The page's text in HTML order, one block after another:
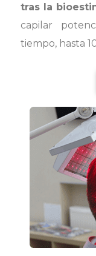
tras la
capilar
tiempo, hasta